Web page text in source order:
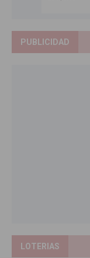
PUBLICIDAD
LOTERIAS